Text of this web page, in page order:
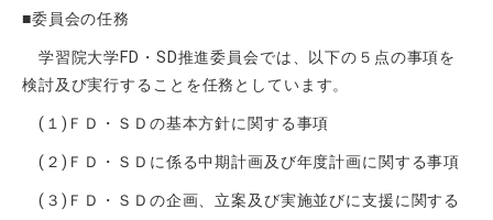
■委員会の任務
学習院大学FD・SD推進委員会では、以下の５点の事項を
検討及び実行することを任務としています。
(１)ＦＤ・ＳＤの基本方針に関する事項
(２)ＦＤ・ＳＤに係る中期計画及び年度計画に関する事項
(３)ＦＤ・ＳＤの企画、立案及び実施並びに支援に関する